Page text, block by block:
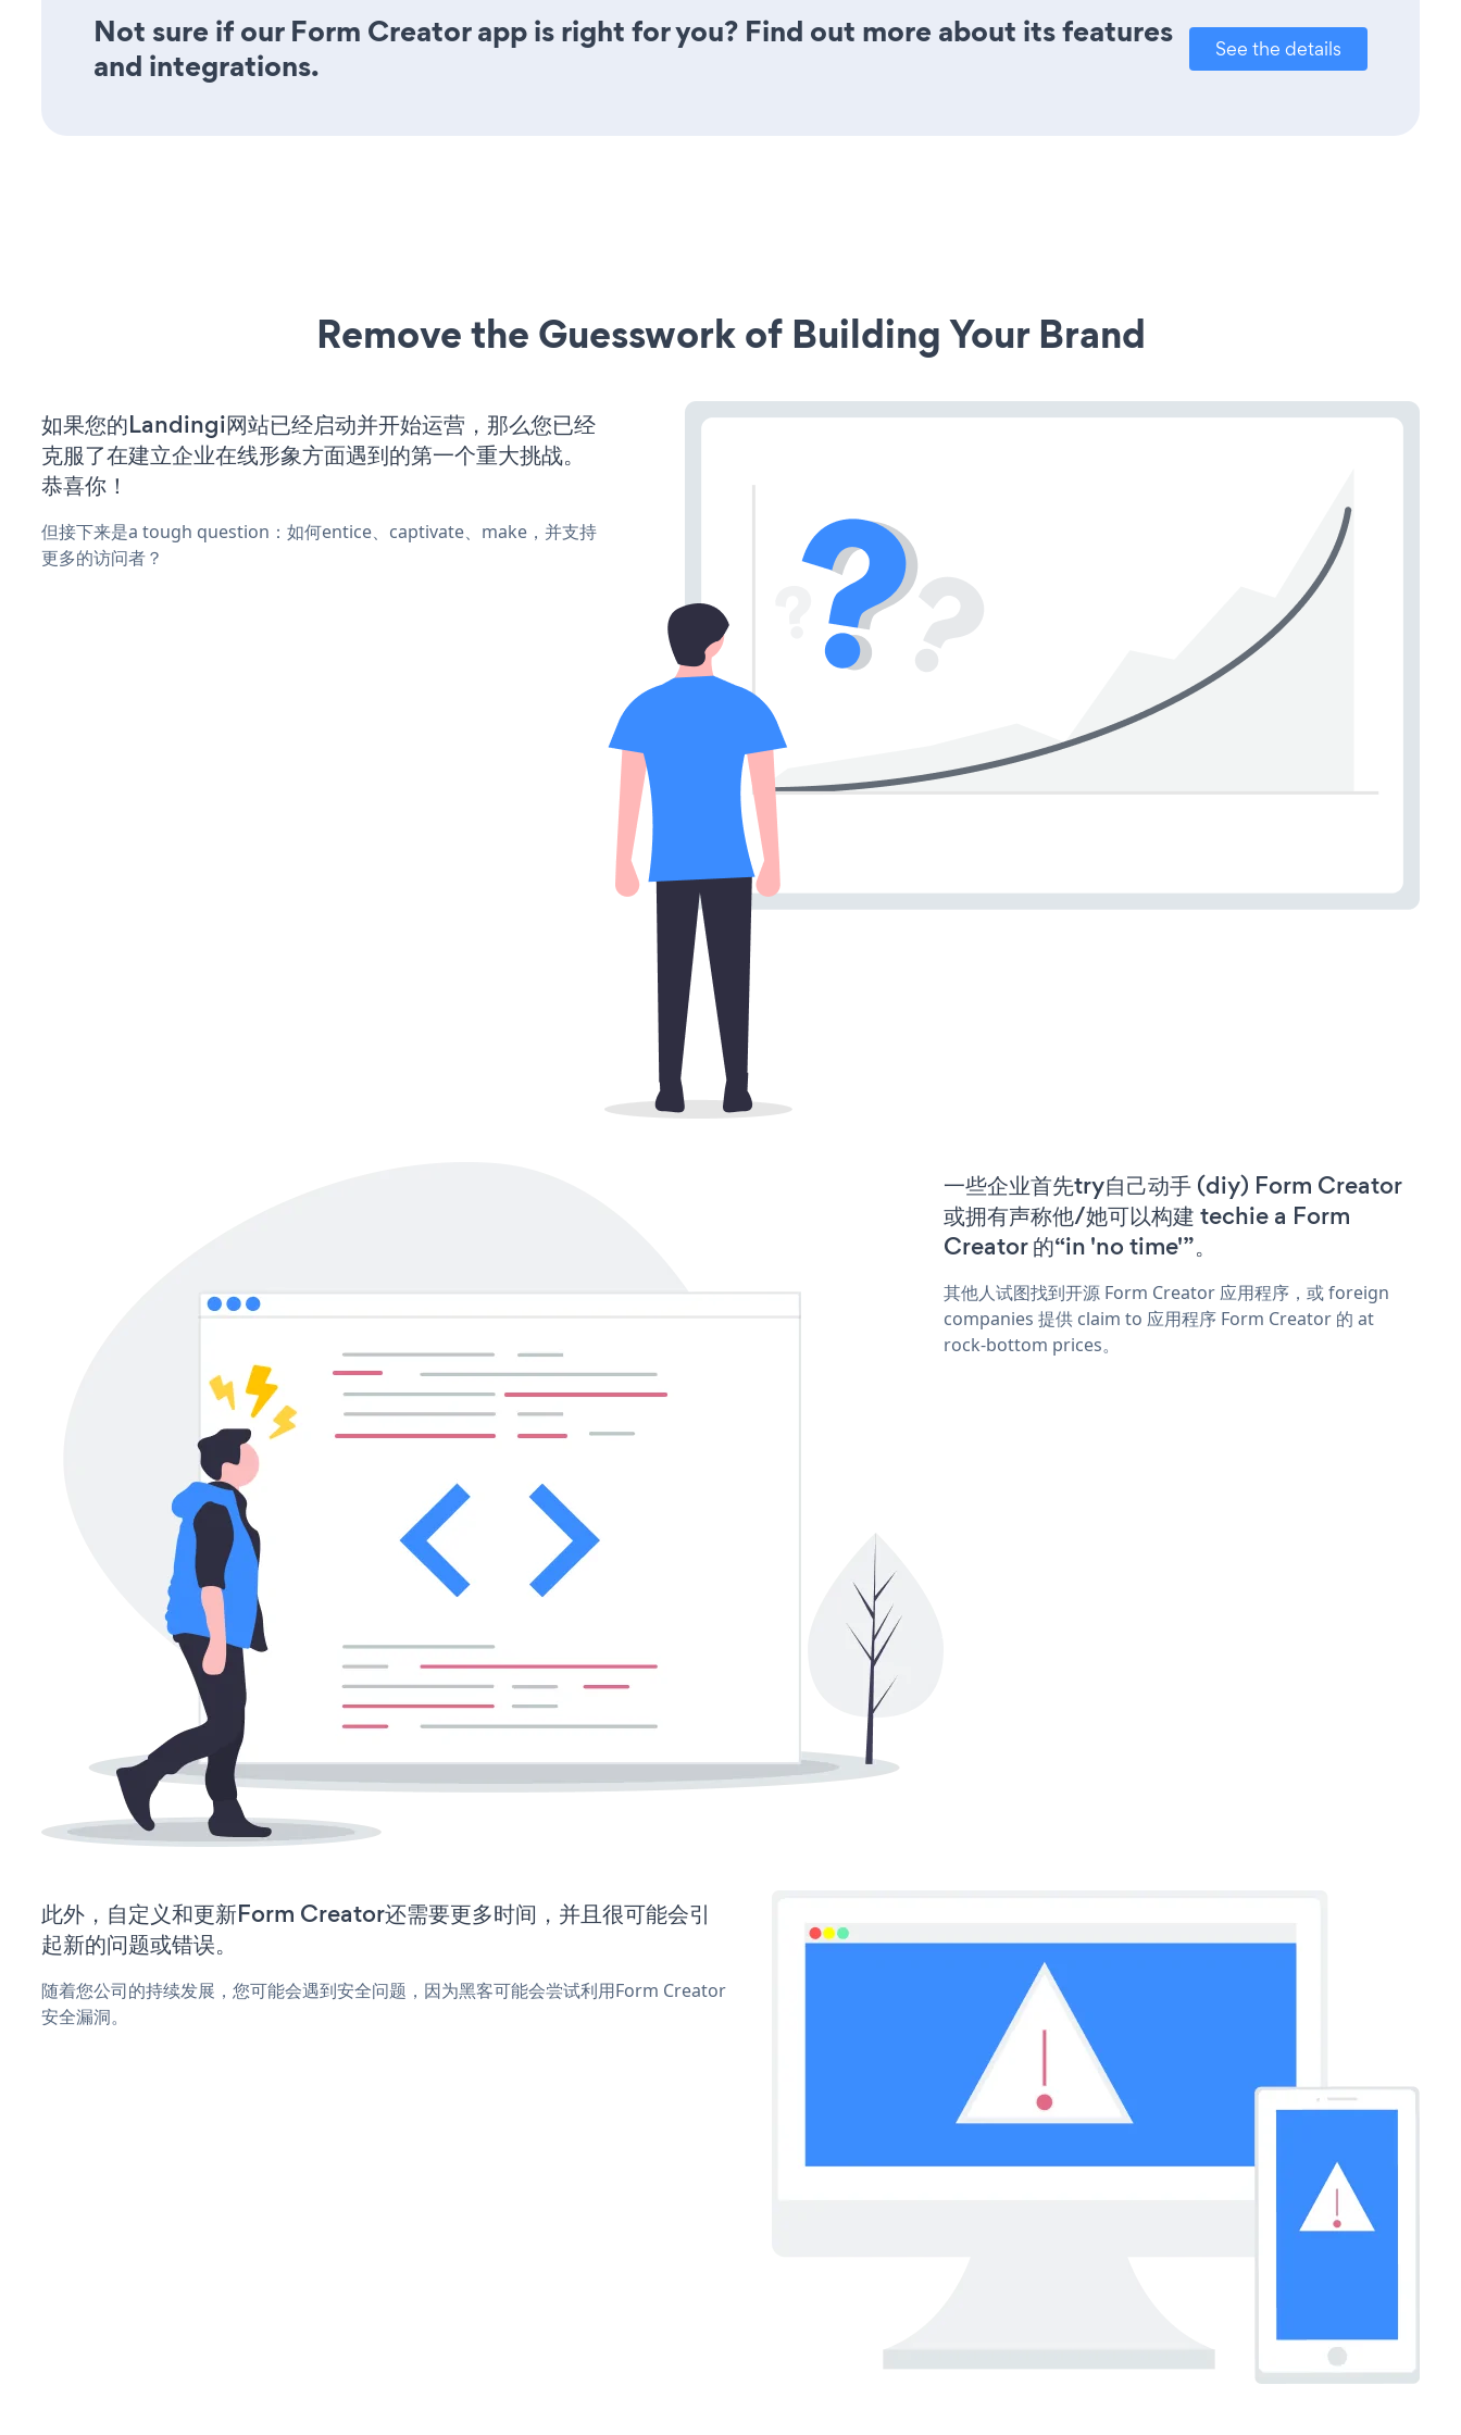
Not sure if our Form Creator app is right for you? Find out more about its features
and integrations.
See the details
Remove the Guesswork of Building Your Brand
如果您的Landingi网站已经启动并开始运营，那么您已经
克服了在建立企业在线形象方面遇到的第一个重大挑战。
恭喜你！
但接下来是a tough question：如何entice、captivate、make，并支持
更多的访问者？
一些企业首先try自己动手 (diy) Form Creator
或拥有声称他/她可以构建 techie a Form
Creator 的“in 'no time'”。
其他人试图找到开源 Form Creator 应用程序，或 foreign
companies 提供 claim to 应用程序 Form Creator 的 at
rock-bottom prices。
此外，自定义和更新Form Creator还需要更多时间，并且很可能会引
起新的问题或错误。
随着您公司的持续发展，您可能会遇到安全问题，因为黑客可能会尝试利用Form Creator
安全漏洞。